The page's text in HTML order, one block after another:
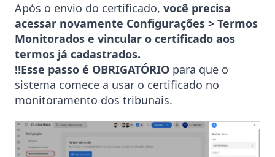
Após o envio do certificado, você precisa
acessar novamente Configurações > Termos
Monitorados e vincular o certificado aos
termos já cadastrados.
‼️Esse passo é OBRIGATÓRIO para que o
sistema comece a usar o certificado no
monitoramento dos tribunais.